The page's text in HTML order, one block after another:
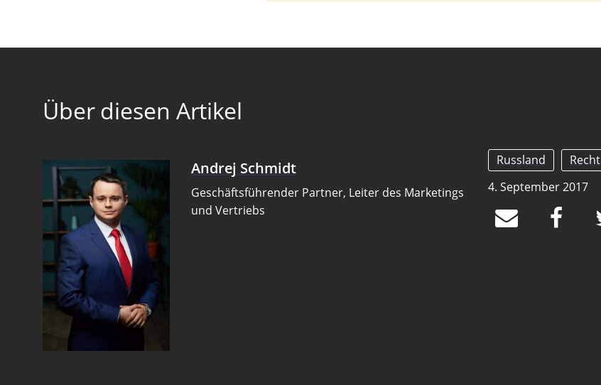
Über diesen Artikel
Andrej Schmidt
Geschäftsführender Partner, Leiter des Marketings
und Vertriebs
Russland Recht
4. September 2017